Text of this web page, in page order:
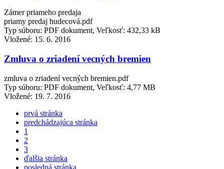
Zámer priameho predaja
priamy predaj hudecová.pdf
Typ súboru: PDF dokument, Veľkosť: 432,33 kB
Vložené: 15. 6. 2016
Zmluva o zriadení vecných bremien
zmluva o zriadení vecných bremien.pdf
Typ súboru: PDF dokument, Veľkosť: 4,77 MB
Vložené: 19. 7. 2016
prvá stránka
predchádzajúca stránka
1
2
3
ďalšia stránka
posledná stránka